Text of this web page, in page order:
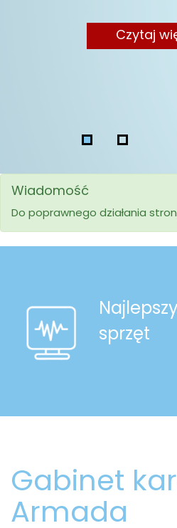
Czytaj
Czytaj
Wiadomość
Do poprawnego działania
Najlepszy
sprzęt
Gabinet
Armada